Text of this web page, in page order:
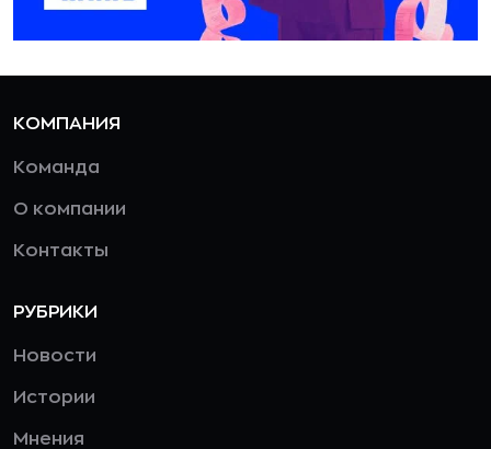
КОМПАНИЯ
Команда
О компании
Контакты
РУБРИКИ
Новости
Истории
Мнения